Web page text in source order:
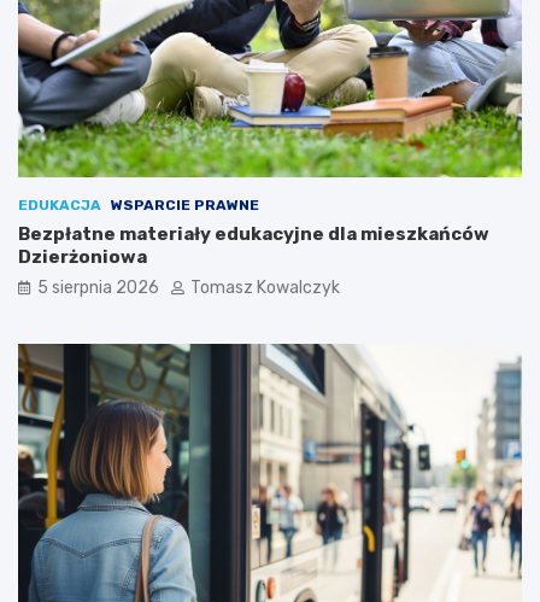
EDUKACJA WSPARCIE PRAWNE
Bezpłatne materiały edukacyjne dla mieszkańców
Dzierżoniowa
5 sierpnia 2026 Tomasz Kowalczyk